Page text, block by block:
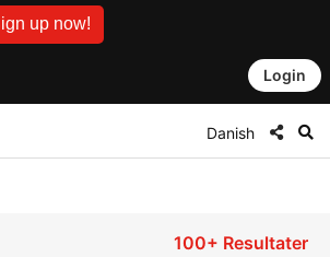
up now!
Login
Danish
100+ Resultater